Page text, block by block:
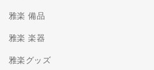
雅楽 備品
雅楽 楽器
雅楽グッズ